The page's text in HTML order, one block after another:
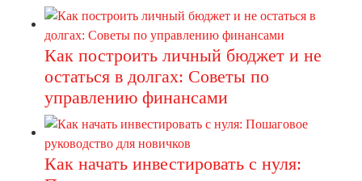
Как построить личный бюджет и не
остаться в долгах: Советы по
управлению финансами
Как начать инвестировать с нуля: